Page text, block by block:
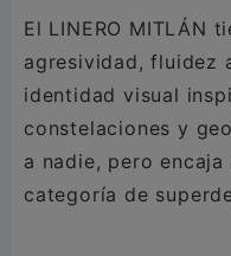
El LINERO MITLÁN
agresividad, fluidez
identidad visual
constelaciones y
a nadie, pero
categoría de